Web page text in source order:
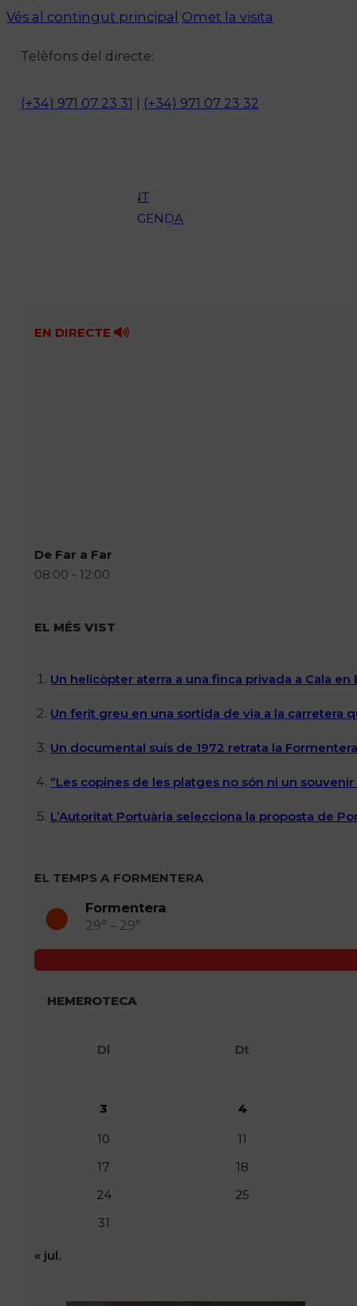
Vés al contingut principal Omet la visita
Telèfons del directe:
(+34) 971 07 23 31 (+34) 971 07 23 32
OCI
AMBIENT
AGENDA
Fes-te'n soci!
EN DIRECTE
De Far a Far
08:00 - 12:00
EL MÉS VIST
Un helicòpter aterra a una finca privada a Cala
Un ferit greu en una sortida de via a la carretera
Un documental suís de 1972 retrata la
“Les copines de les platges no són ni un
L’Autoritat Portuària selecciona la proposta de
EL TEMPS A FORMENTERA
Formentera
29° – 29°
HEMEROTECA
Dl Dt
3
4
10
11
17
18
24
25
31
« jul.